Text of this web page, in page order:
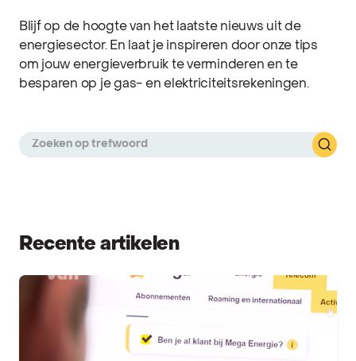
Blijf op de hoogte van het laatste nieuws uit de
energiesector. En laat je inspireren door onze tips
om jouw energieverbruik te verminderen en te
besparen op je gas- en elektriciteitsrekeningen.
Recente artikelen